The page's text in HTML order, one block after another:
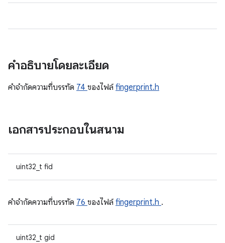
คำอธิบายโดยละเอียด
คําจํากัดความที่บรรทัด 74 ของไฟล์fingerprint.h
เอกสารประกอบในสนาม
uint32_t fid
คําจํากัดความที่บรรทัด 76 ของไฟล์fingerprint.h .
uint32_t gid